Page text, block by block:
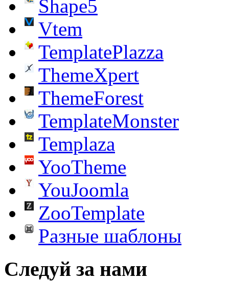
Shape5
Vtem
TemplatePlazza
ThemeXpert
ThemeForest
TemplateMonster
Templaza
YooTheme
YouJoomla
ZooTemplate
Разные шаблоны
Следуй за нами